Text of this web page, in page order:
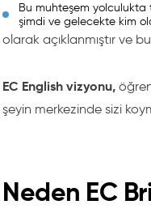
Bu muhteşem yolculukta
şimdi ve gelecekte kim
olarak açıklanmıştır ve
EC English vizyonu,
şeyin merkezinde sizi
Neden EC